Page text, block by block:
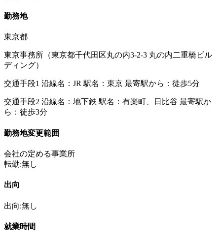
勤務地
東京都
東京事務所（東京都千代田区丸の内3-2-3 丸の内二重橋ビル
ディング）
交通手段1 沿線名：JR 駅名：東京 最寄駅から：徒歩5分
交通手段2 沿線名：地下鉄 駅名：有楽町、日比谷 最寄駅か
ら：徒歩3分
勤務地変更範囲
会社の定める事業所
転勤:無し
出向
出向:無し
就業時間